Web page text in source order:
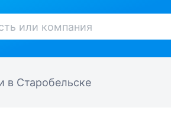
в Старобельске